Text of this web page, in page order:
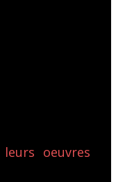
oeuvres